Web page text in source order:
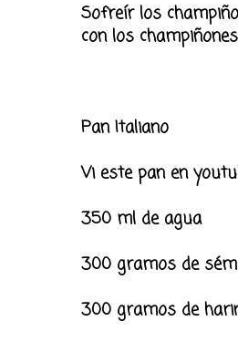
Sofreír los
con los
Pan Italiano
Vi este pan en
350 ml de agua
300 gramos de
300 gramos de